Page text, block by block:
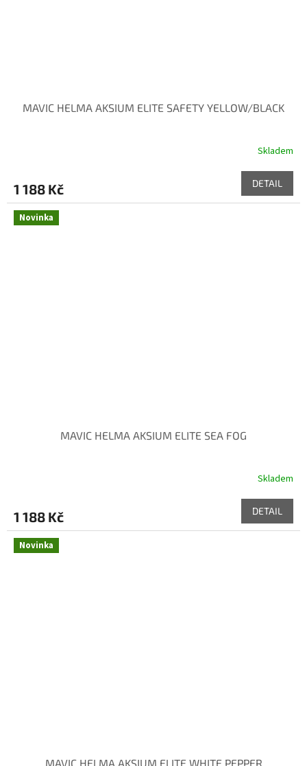
MAVIC HELMA AKSIUM ELITE SAFETY YELLOW/BLACK
Skladem
1 188 Kč DETAIL
Novinka
MAVIC HELMA AKSIUM ELITE SEA FOG
Skladem
1 188 Kč DETAIL
Novinka
MAVIC HELMA AKSIUM ELITE WHITE PEPPER